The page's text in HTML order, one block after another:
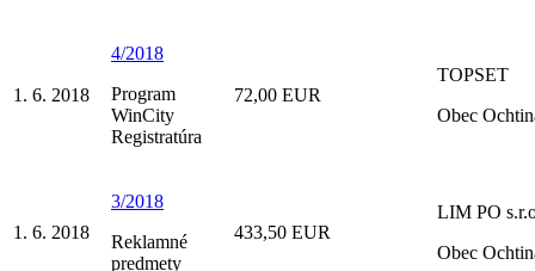
1. 6. 2018
4/2018
Program
WinCity
Registratúra
72,00 EUR
TOPSET
Obec
1. 6. 2018
3/2018
Reklamné
predmety
433,50 EUR
LIM PO
Obec